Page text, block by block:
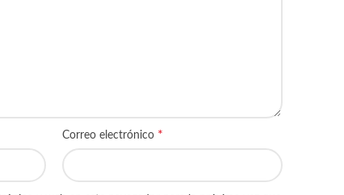
Correo electrónico *